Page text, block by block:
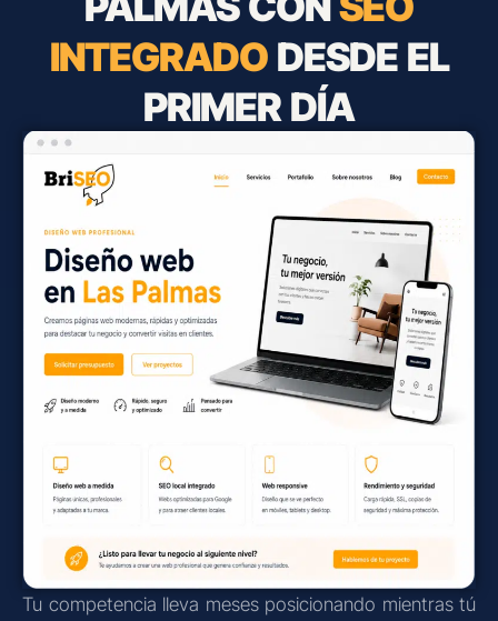
INTEGRADODESDE EL
PRIMER DÍA
Tu competencia lleva meses posicionando mientras tú